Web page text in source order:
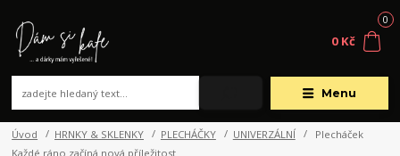
Menu
0
0 Kč
Úvod HRNKY & SKLENKY PLECHÁČKY UNIVERZÁLNÍ
Plecháček
Každé ráno začíná nová příležitost